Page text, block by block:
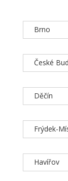
Brno
České
Děčín
Frýdek-
Havířov